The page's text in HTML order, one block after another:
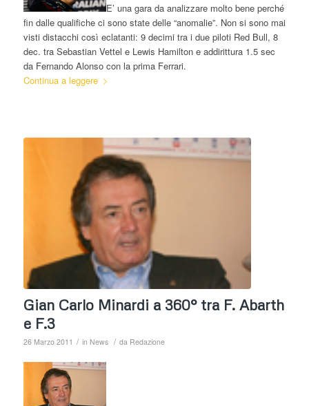
E’ una gara da analizzare molto bene perché
fin dalle qualifiche ci sono state delle “anomalie”. Non si sono mai
visti distacchi così eclatanti: 9 decimi tra i due piloti Red Bull, 8
dec. tra Sebastian Vettel e Lewis Hamilton e addirittura 1.5 sec
da Fernando Alonso con la prima Ferrari.
Continua a leggere
Gian Carlo Minardi a 360° tra F. Abarth
e F.3
26 Marzo 2011 / in News / da Redazione